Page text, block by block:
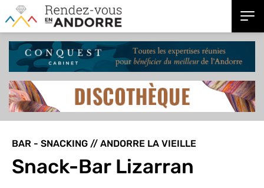
BAR - SNACKING // ANDORRE LA VIEILLE
Snack-Bar Lizarran